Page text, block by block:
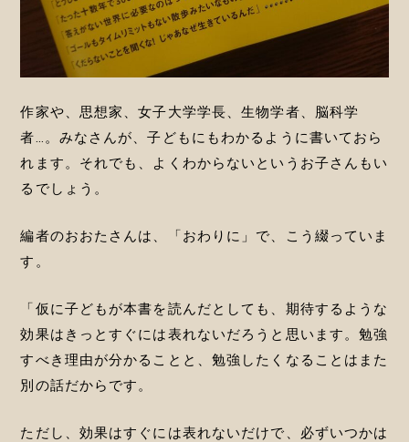
作家や、思想家、女子大学学長、生物学者、脳科学
者…。みなさんが、子どもにもわかるように書いておら
れます。それでも、よくわからないというお子さんもい
るでしょう。
編者のおおたさんは、「おわりに」で、こう綴っていま
す。
「仮に子どもが本書を読んだとしても、期待するような
効果はきっとすぐには表れないだろうと思います。勉強
すべき理由が分かることと、勉強したくなることはまた
別の話だからです。
ただし、効果はすぐには表れないだけで、必ずいつかは